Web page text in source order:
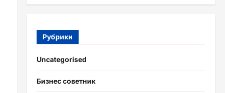
Рубрики
Uncategorised
Бизнес советник